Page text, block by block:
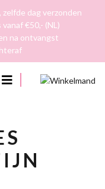
dag verzonden
€50,- (NL)
na ontvangst
0